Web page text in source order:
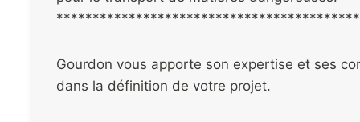
Gourdon vous apporte son expertise et ses
dans la définition de votre projet.